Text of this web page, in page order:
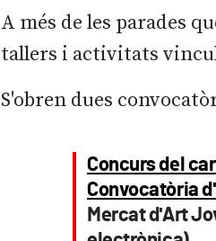
A més de les parades
tallers i activitats
S'obren dues
Concurs del
Convocatòria
Mercat d'Art